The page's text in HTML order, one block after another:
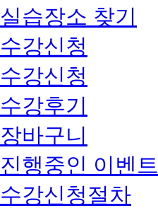
실습장소 찾기
수강신청
수강신청
수강후기
장바구니
진행중인 이벤트
수강신청절차